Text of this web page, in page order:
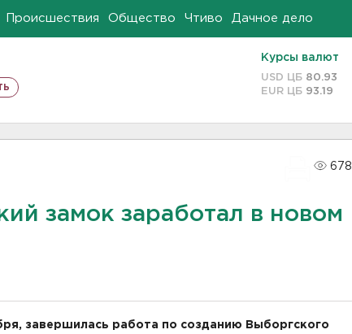
Происшествия Общество Чтиво Дачное дело
Курсы валют
USD ЦБ 80.93
EUR ЦБ 93.19
678
замок заработал в новом
завершилась работа по созданию Выборгского